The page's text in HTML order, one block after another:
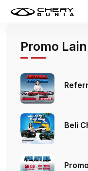
Promo
Beli